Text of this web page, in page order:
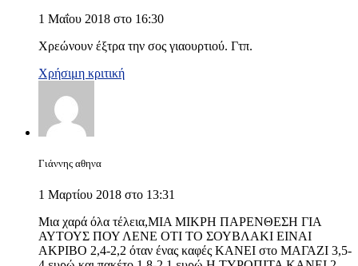
1 Μαΐου 2018 στο 16:30
Χρεώνουν έξτρα την σος γιαουρτιού. Γτπ.
Χρήσιμη κριτική
Γιάννης αθηνα
1 Μαρτίου 2018 στο 13:31
Μια χαρά όλα τέλεια,ΜΙΑ ΜΙΚΡΗ ΠΑΡΕΝΘΕΣΗ ΓΙΑ
ΑΥΤΟΥΣ ΠΟΥ ΛΕΝΕ ΟΤΙ ΤΟ ΣΟΥΒΛΑΚΙ ΕΙΝΑΙ
ΑΚΡΙΒΟ 2,4-2,2 όταν ένας καφές ΚΑΝΕΙ στο ΜΑΓΑΖΙ 3,5-